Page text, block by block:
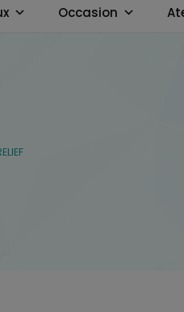
Occasion